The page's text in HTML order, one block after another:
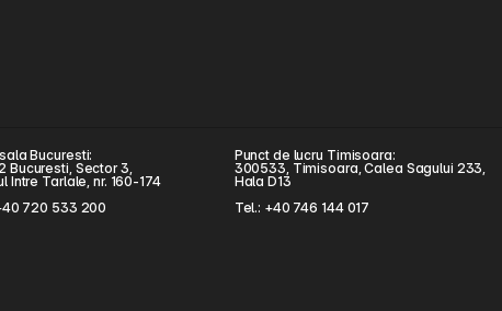
Bucuresti:
Bucuresti, Sector 3,
Intre Tarlale, nr. 160-174
720 533 200
Punct de lucru Timisoara:
300533, Timisoara, Calea Sagului 233,
Hala D13
Tel.: +40 746 144 017